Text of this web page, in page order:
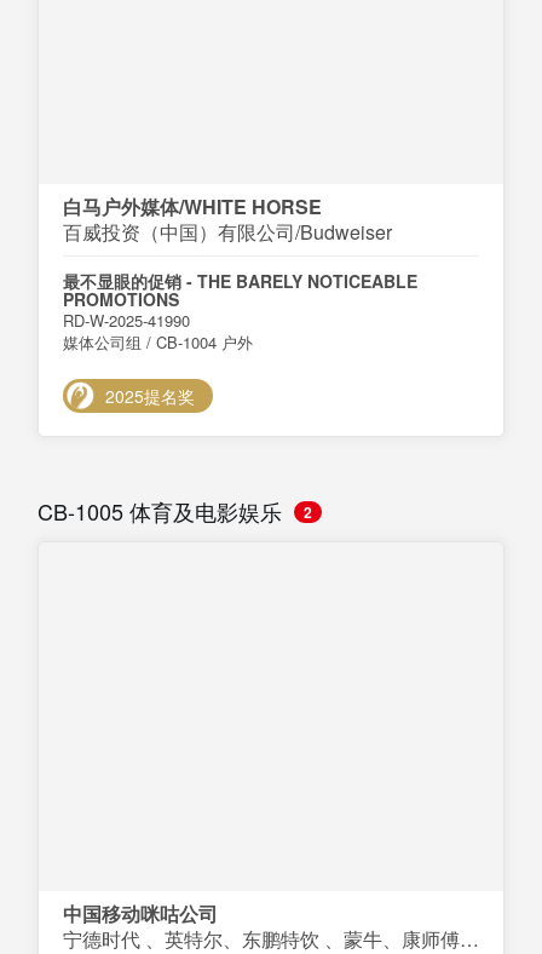
白马户外媒体/WHITE HORSE
百威投资（中国）有限公司/Budweiser
最不显眼的促销 - THE BARELY NOTICEABLE
PROMOTIONS
RD-W-2025-41990
媒体公司组 / CB-1004 户外
2025提名奖
CB-1005 体育及电影娱乐 2
中国移动咪咕公司
宁德时代 、英特尔、东鹏特饮 、蒙牛、康师傅、一汽大众等